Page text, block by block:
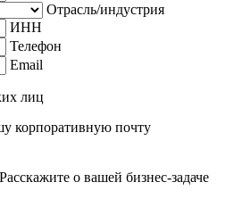
Отрасль/индустрия
ИНН
Телефон
Email
лиц
корпоративную почту
Расскажите о вашей бизнес-задаче